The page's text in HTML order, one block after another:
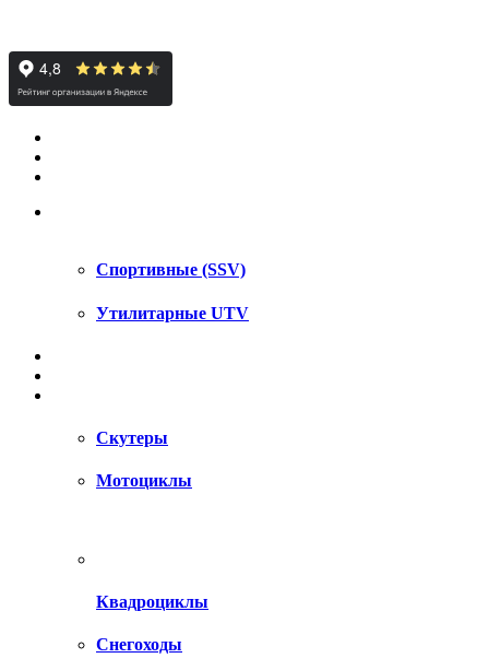
Спортивные (SSV)
Утилитарные UTV
Скутеры
Мотоциклы
Квадроциклы
Снегоходы